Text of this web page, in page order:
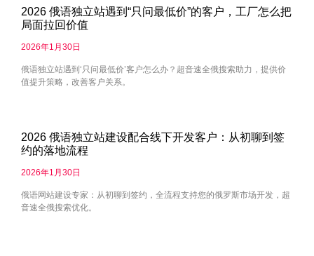
2026 俄语独立站遇到“只问最低价”的客户，工厂怎么把
局面拉回价值
2026年1月30日
俄语独立站遇到‘只问最低价’客户怎么办？超音速全俄搜索助力，提供价
值提升策略，改善客户关系。
2026 俄语独立站建设配合线下开发客户：从初聊到签
约的落地流程
2026年1月30日
俄语网站建设专家：从初聊到签约，全流程支持您的俄罗斯市场开发，超
音速全俄搜索优化。